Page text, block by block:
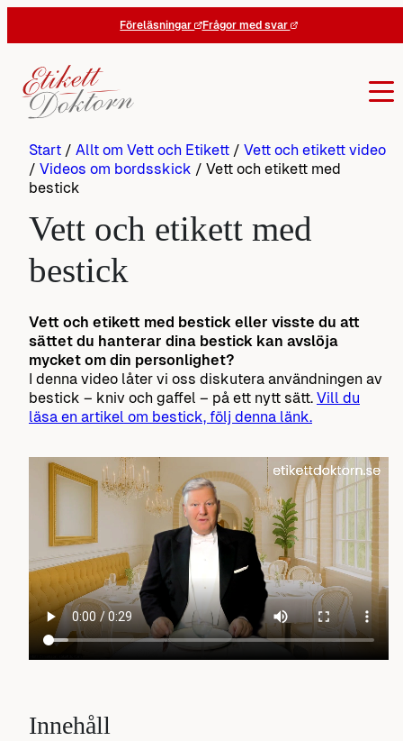
Föreläsningar Frågor med svar
Start / Allt om Vett och Etikett / Vett och etikett video
/ Videos om bordsskick / Vett och etikett med
bestick
Vett och etikett med
bestick
Vett och etikett med bestick eller visste du att
sättet du hanterar dina bestick kan avslöja
mycket om din personlighet?
I denna video låter vi oss diskutera användningen av
bestick – kniv och gaffel – på ett nytt sätt. Vill du
läsa en artikel om bestick, följ denna länk.
Innehåll